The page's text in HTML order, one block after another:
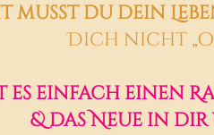
musst du dein
Dich nicht
einfach einen
&das Neue in